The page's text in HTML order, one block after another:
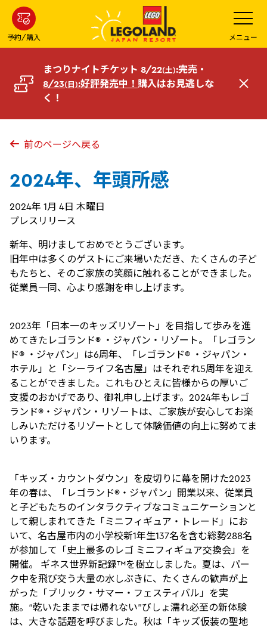
ン
コ
へ
予約/購入
メ
ニ
ュ
ー
を
開
メニュー
まつりナイトチケット 8/22(土):完売・
8/23(日):好評発売中！ 購入はお見逃しな
く！
閉
前のページへ戻る
2024年、年頭所感
2024年 1月 4日 木曜日
プレスリリース
新年、明けましておめでとうございます。
旧年中は多くのゲストにご来場いただき、たくさんの子ど
もたちと、そのご家族の笑顔に触れることができました。
従業員一同、心より感謝を申し上げます。
2023年「日本一のキッズリゾート」を目指して歩みを進
めてきたレゴランド® ・ジャパン・リゾート。「レゴラン
ド® ・ジャパン」は6周年、「レゴランド® ・ジャパン・
ホテル」と「シーライフ名古屋」はそれぞれ5周年を迎え
ることができました。これもひとえに皆様からの厚いご
支援のおかげであり、御礼申し上げます。2024年もレゴ
ランド®・ジャパン・リゾートは、ご家族が安心してお楽
しみいただけるリゾートとして体験価値の向上に努めてま
いります。
「キッズ・カウントダウン」を皮切りに幕を開けた2023
年の春は、「レゴランド®・ジャパン」開業以来、従業員
と子どもたちのインタラクティブなコミュニケーションと
して親しまれてきた「ミニフィギュア・トレード」にお
いて、名古屋市内の小学校新1年生137名を含む総勢288名
が参加して「史上最多のレゴ ミニフィギュア交換会」を
開催。 ギネス世界新記録™を樹立しました。夏は、パー
ク中を飛び交う大量の水しぶきに、たくさんの歓声が上
がった「ブリック・サマー・フェスティバル」を実
施。“乾いたままでは帰れない”びしょ濡れ必至の新体験
は、大きな話題を呼びました。秋は「キッズ仮装の聖地